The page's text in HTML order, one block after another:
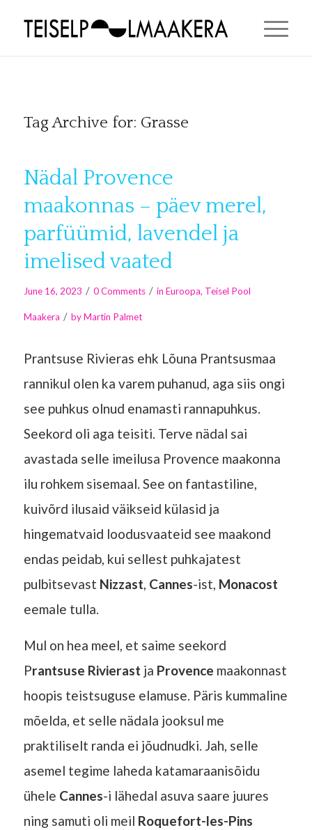
Tag Archive for: Grasse
Nädal Provence
maakonnas – päev merel,
parfüümid, lavendel ja
imelised vaated
June 16, 2023 / 0 Comments / in Euroopa, Teisel Pool
Maakera / byMartin Palmet
Prantsuse Rivieras ehk Lõuna Prantsusmaa
rannikul olen ka varem puhanud, aga siis ongi
see puhkus olnud enamasti rannapuhkus.
Seekord oli aga teisiti. Terve nädal sai
avastada selle imeilusa Provence maakonna
ilu rohkem sisemaal. See on fantastiline,
kuivõrd ilusaid väikseid külasid ja
hingematvaid loodusvaateid see maakond
endas peidab, kui sellest puhkajatest
pulbitsevast Nizzast, Cannes-ist, Monacost
eemale tulla.
Mul on hea meel, et saime seekord
Prantsuse Rivierast ja Provence maakonnast
hoopis teistsuguse elamuse. Päris kummaline
mõelda, et selle nädala jooksul me
praktiliselt randa ei jõudnudki. Jah, selle
asemel tegime laheda katamaraanisõidu
ühele Cannes-i lähedal asuva saare juures
ning samuti oli meil Roquefort-les-Pins